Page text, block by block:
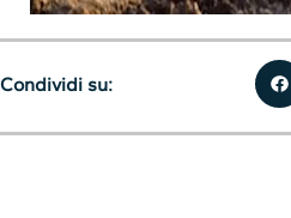
Condividi su: